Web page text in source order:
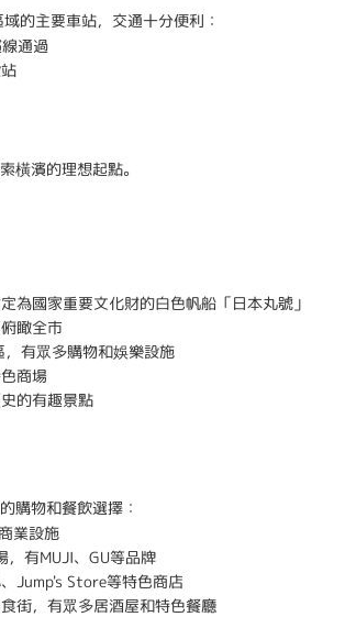
的主要車站，交通十分便利：
通過
橫濱的理想起點。
為國家重要文化財的白色帆船「日本丸號」
瞰全市
，有眾多購物和娛樂設施
商場
的有趣景點
購物和餐飲選擇：
業設施
，有MUJI、GU等品牌
Jump's Store等特色商店
街，有眾多居酒屋和特色餐廳